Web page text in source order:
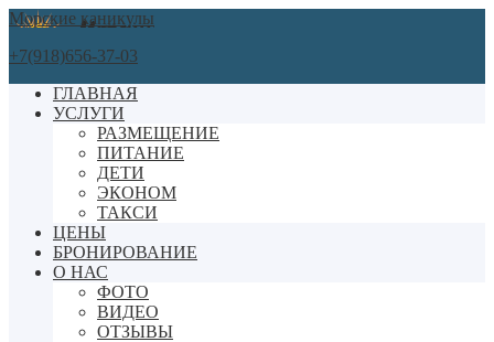
Морские каникулы
+7(918)656-37-03
ГЛАВНАЯ
УСЛУГИ
РАЗМЕЩЕНИЕ
ПИТАНИЕ
ДЕТИ
ЭКОНОМ
ТАКСИ
ЦЕНЫ
БРОНИРОВАНИЕ
О НАС
ФОТО
ВИДЕО
ОТЗЫВЫ